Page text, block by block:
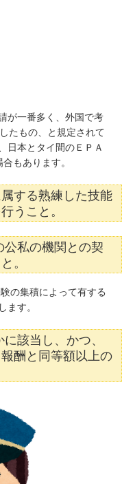
一番多く、外国で考
たもの、と規定されて
日本とタイ間のＥＰＡ
もあります。
する熟練した技能
うこと。
私の機関との契
。
の集積によって有する
ます。
該当し、かつ、
酬と同等額以上の